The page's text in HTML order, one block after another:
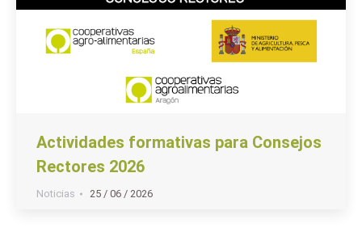
Actividades formativas para Consejos
Rectores 2026
Noticias 25 / 06 / 2026